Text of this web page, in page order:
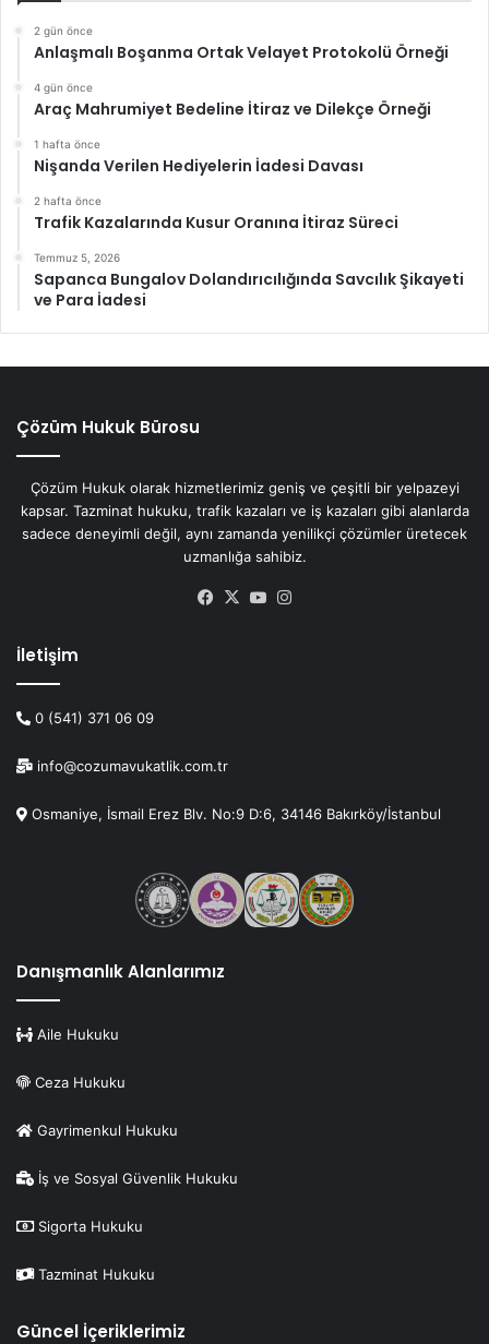
2 gün önce
Anlaşmalı Boşanma Ortak Velayet Protokolü Örneği
4 gün önce
Araç Mahrumiyet Bedeline İtiraz ve Dilekçe Örneği
1 hafta önce
Nişanda Verilen Hediyelerin İadesi Davası
2 hafta önce
Trafik Kazalarında Kusur Oranına İtiraz Süreci
Temmuz 5, 2026
Sapanca Bungalov Dolandırıcılığında Savcılık Şikayeti
ve Para İadesi
Çözüm Hukuk Bürosu
Çözüm Hukuk olarak hizmetlerimiz geniş ve çeşitli bir yelpazeyi
kapsar. Tazminat hukuku, trafik kazaları ve iş kazaları gibi alanlarda
sadece deneyimli değil, aynı zamanda yenilikçi çözümler üretecek
uzmanlığa sahibiz.
Facebook
X YouTube
İletişim
0 (541) 371 06 09
info@cozumavukatlik.com.tr
Osmaniye, İsmail Erez Blv. No:9 D:6, 34146 Bakırköy/İstanbul
Danışmanlık Alanlarımız
Aile Hukuku
Ceza Hukuku
Gayrimenkul Hukuku
İş ve Sosyal Güvenlik Hukuku
Sigorta Hukuku
Tazminat Hukuku
Güncel İçeriklerimiz